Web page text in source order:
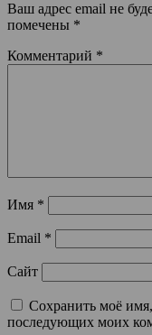
Ваш адрес email не
помечены *
Комментарий *
Имя *
Email *
Сайт
Сохранить моё имя,
последующих моих